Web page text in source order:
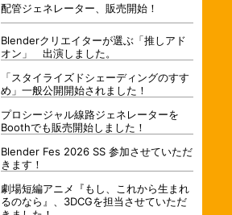
配管ジェネレーター、販売開始！
Blenderクリエイターが選ぶ「推しアド
オン」 出演しました。
「スタイライズドシェーディングのすす
め」一般公開開始されました！
プロシージャル線路ジェネレーターを
Boothでも販売開始しました！
Blender Fes 2026 SS 参加させていただ
きます！
劇場短編アニメ『もし、これから生まれ
るのなら』、3DCGを担当させていただ